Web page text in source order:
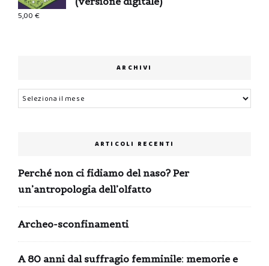
5,00€
ARCHIVI
Archivi
ARTICOLI RECENTI
Perché non ci fidiamo del naso? Per
un’antropologia dell’olfatto
Archeo-sconfinamenti
A 80 anni dal suffragio femminile: memorie e